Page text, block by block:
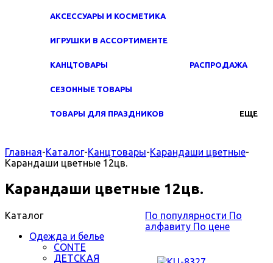
АКСЕССУАРЫ И КОСМЕТИКА
ИГРУШКИ В АССОРТИМЕНТЕ
КАНЦТОВАРЫ РАСПРОДАЖА
СЕЗОННЫЕ ТОВАРЫ
ТОВАРЫ ДЛЯ ПРАЗДНИКОВ ЕЩЕ
Главная-Каталог-Канцтовары-Карандаши цветные-
Карандаши цветные 12цв.
Карандаши цветные 12цв.
Каталог
Одежда и белье
CONTE
ДЕТСКАЯ
По популярности По
алфавиту По цене